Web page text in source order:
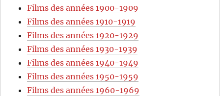
Films des années 1900-1909
Films des années 1910-1919
Films des années 1920-1929
Films des années 1930-1939
Films des années 1940-1949
Films des années 1950-1959
Films des années 1960-1969